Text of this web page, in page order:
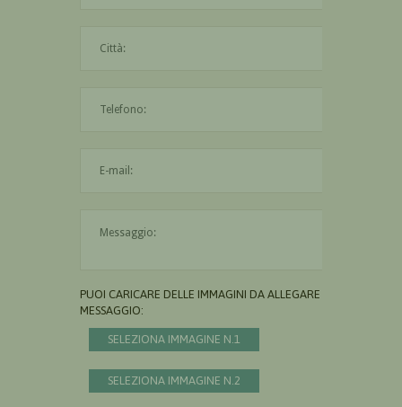
PUOI CARICARE DELLE IMMAGINI DA ALLEGARE AL
MESSAGGIO:
SELEZIONA IMMAGINE N.1
SELEZIONA IMMAGINE N.2